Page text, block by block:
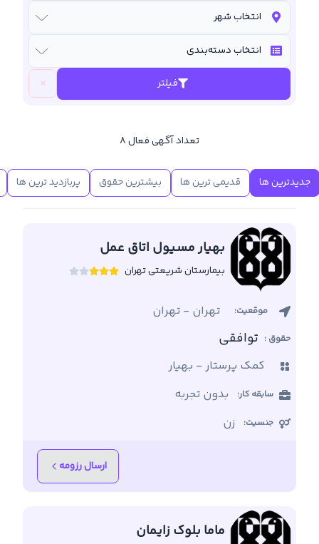
فیلتر
تعداد آگهی فعال8
جدیدترین ها قدیمی ترین ها بیشترین حقوق پربازدید ترین ها
بهیار مسیول اتاق عمل
بیمارستان شریعتی تهران
موقعیت: تهران- تهران
حقوق : توافقی
کمک پرستار - بهیار
سابقه کار: بدون تجربه
جنسیت: زن
ارسال رزومه
ماما بلوک زایمان